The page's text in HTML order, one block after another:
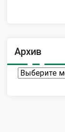
Архив
Архив